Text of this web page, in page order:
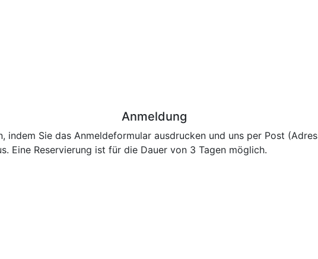
Anmeldung
indem Sie das Anmeldeformular ausdrucken und uns per Post
Eine Reservierung ist für die Dauer von 3 Tagen möglich.